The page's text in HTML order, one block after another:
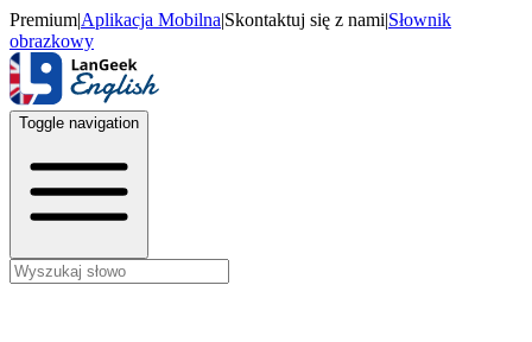
Premium|Aplikacja Mobilna|Skontaktuj się z nami|Słownik
obrazkowy
Toggle navigation